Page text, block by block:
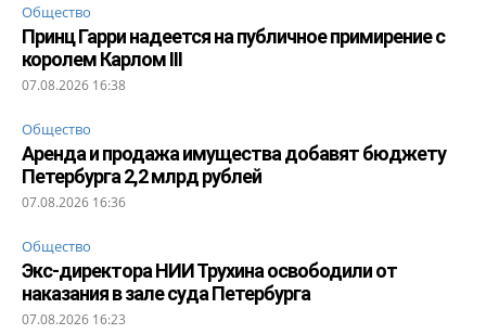
Общество
Принц Гарри надеется на публичное примирение с
королем Карлом III
07.08.2026 16:38
Общество
Аренда и продажа имущества добавят бюджету
Петербурга 2,2 млрд рублей
07.08.2026 16:36
Общество
Экс-директора НИИ Трухина освободили от
наказания в зале суда Петербурга
07.08.2026 16:23